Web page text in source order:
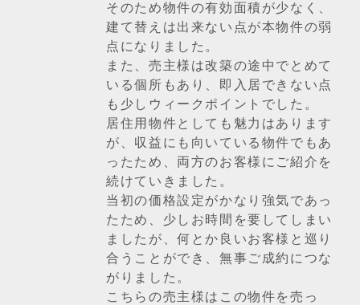
そのため物件の有効面積が少なく、
建て替えは出来ない点が本物件の弱
点になりました。
また、売主様は改築の途中でとめて
いる個所もあり、即入居できない点
も少しウィークポイントでした。
居住用物件としても魅力はあります
が、収益にも向いている物件でもあ
ったため、両方のお客様にご紹介を
続けていきました。
当初の価格設定がかなり強気であっ
たため、少しお時間を要してしまい
ましたが、何とか良いお客様と巡り
合うことができ、無事ご成約につな
がりました。
こちらの売主様はこの物件を売っ